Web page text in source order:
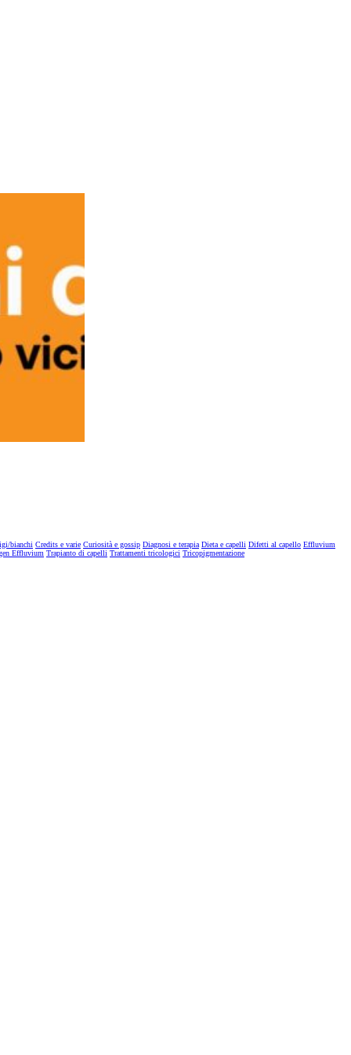
bianchi Credits e varie Curiosità e gossip Diagnosi e terapia Dieta e capelli Difetti al capello Effluvium
Effluvium Trapianto di capelli Trattamenti tricologici Tricopigmentazione